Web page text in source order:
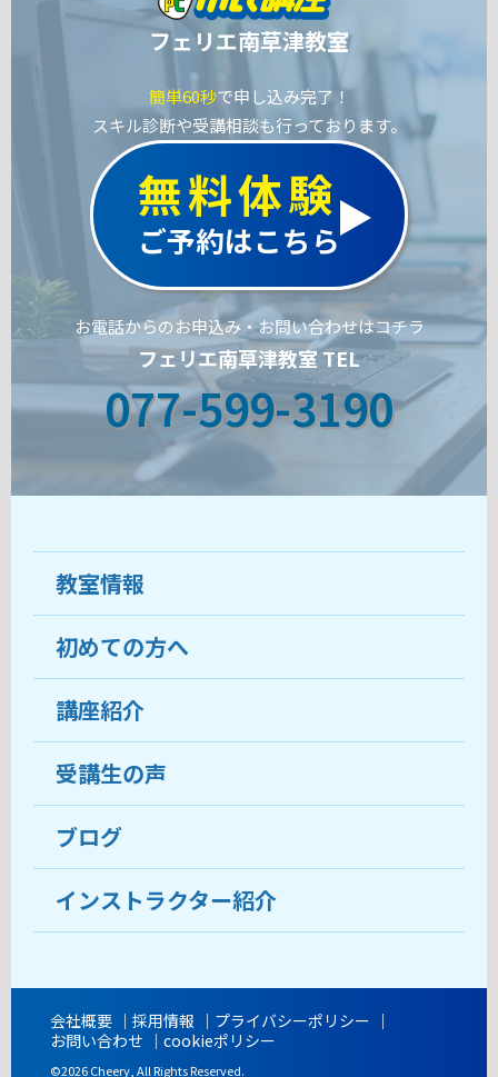
フェリエ南草津教室
簡単60秒で申し込み完了！
スキル診断や受講相談も行っております。
無料体験
ご予約はこちら
お電話からのお申込み・お問い合わせはコチラ
フェリエ南草津教室 TEL
077-599-3190
教室情報
教室について
受講生の声
おすすめ・人気の講座
目的から講座を探す
教室ブログ
開講時間
初めての方へ
ココがおすすめ
料金
受講までの流れ
よくあるご質問
講座紹介
受講生の声
ブログ
インストラクター紹介
会社概要 採用情報
プライバシーポリシー
お問い合わせ
cookieポリシー
©2026 Cheery, All Rights Reserved.